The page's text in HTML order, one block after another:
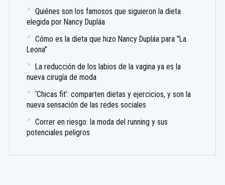
Quiénes son los famosos que siguieron la dieta
elegida por Nancy Dupláa
Cómo es la dieta que hizo Nancy Dupláa para "La
Leona"
La reducción de los labios de la vagina ya es la
nueva cirugía de moda
‘Chicas fit’: comparten dietas y ejercicios, y son la
nueva sensación de las redes sociales
Correr en riesgo: la moda del running y sus
potenciales peligros